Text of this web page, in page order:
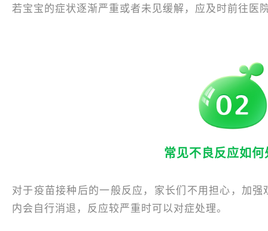
若宝宝的症状逐渐严重或者未见缓解，应及时前往医
常见不良反应如何
对于疫苗接种后的一般反应，家长们不用担心，加
内会自行消退，反应较严重时可以对症处理。